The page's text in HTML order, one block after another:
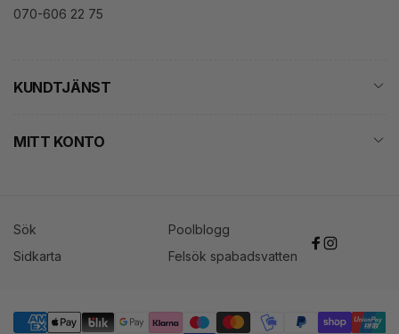
070-606 22 75
KUNDTJÄNST
MITT KONTO
Sök
Poolblogg
Sidkarta
Felsök spabadsvatten Facebook
Instagram